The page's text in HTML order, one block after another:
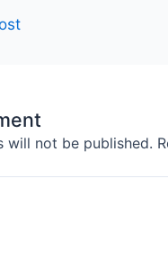
will not be published.